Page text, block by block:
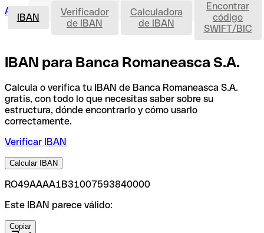
Acceso clientesAbrir cuenta IBAN
IBAN
Verificador
de IBAN
Calculadora
de IBAN
Encontrar
código
SWIFT/BIC
IBAN para Banca Romaneasca S.A.
Calcula o verifica tu IBAN de Banca Romaneasca S.A.
gratis, con todo lo que necesitas saber sobre su
estructura, dónde encontrarlo y cómo usarlo
correctamente.
Verificar IBAN
Calcular IBAN
RO49AAAA1B31007593840000
Este IBAN parece válido:
Copiar